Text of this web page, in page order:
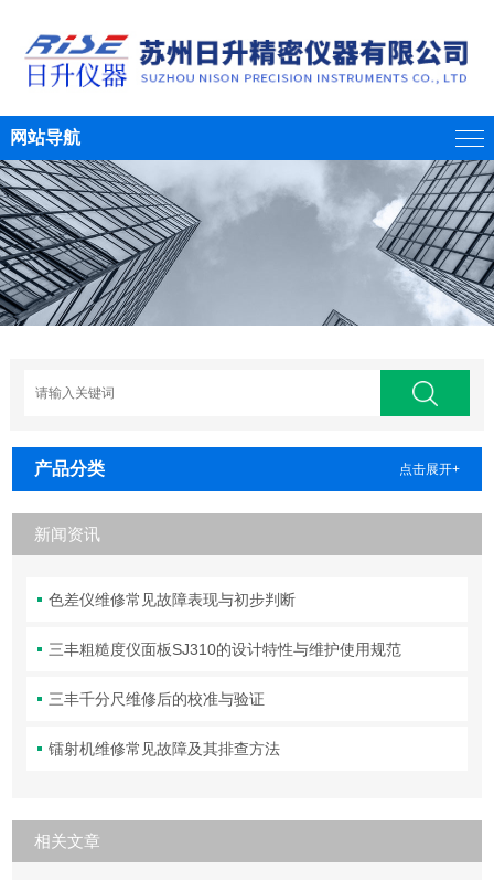
网站导航
产品分类 点击展开+
新闻资讯
色差仪维修常见故障表现与初步判断
三丰粗糙度仪面板SJ310的设计特性与维护使用规范
三丰千分尺维修后的校准与验证
镭射机维修常见故障及其排查方法
相关文章